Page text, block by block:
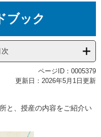
ブック
ページID：0005379
更新日：2026年5月1日更新
と、授産の内容をご紹介い